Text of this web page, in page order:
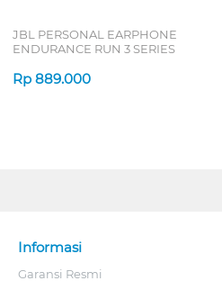
JBL PERSONAL EARPHONE
ENDURANCE RUN 3 SERIES
Rp 889.000
Informasi
Garansi Resmi